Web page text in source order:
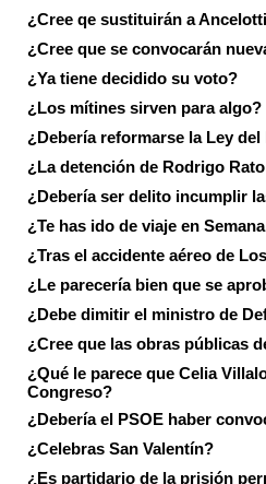
¿Cree qe sustituirán a
¿Cree que se convocarán
¿Ya tiene decidido su voto?
¿Los mítines sirven para algo?
¿Debería reformarse la Ley
¿La detención de Rodrigo
¿Debería ser delito incumplir
¿Te has ido de viaje en
¿Tras el accidente aéreo de
¿Le parecería bien que se
¿Debe dimitir el ministro de
¿Cree que las obras públicas
¿Qué le parece que Celia
Congreso?
¿Debería el PSOE haber
¿Celebras San Valentín?
¿Es partidario de la prisión